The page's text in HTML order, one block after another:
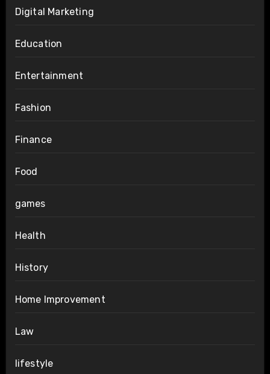
Digital Marketing
Education
Entertainment
Fashion
Finance
Food
games
Health
History
Home Improvement
Law
lifestyle